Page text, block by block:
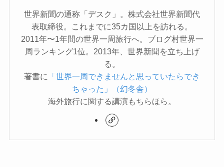
世界新聞の通称「デスク」。株式会社世界新聞代
表取締役。これまでに35カ国以上を訪れる。
2011年〜1年間の世界一周旅行へ。ブログ村世界一
周ランキング1位。2013年、世界新聞を立ち上げ
る。
著書に
「世界一周できませんと思っていたらでき
ちゃった」（幻冬舎）
海外旅行に関する講演もちらほら。